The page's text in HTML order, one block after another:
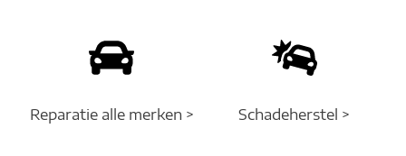
Reparatie alle merken > Schadeherstel >